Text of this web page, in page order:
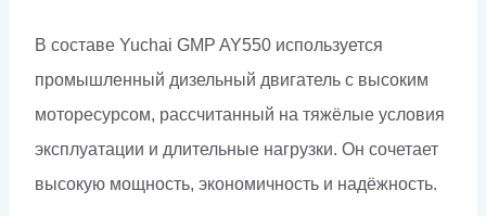
В составе Yuchai GMP AY550 используется
промышленный дизельный двигатель с высоким
моторесурсом, рассчитанный на тяжёлые условия
эксплуатации и длительные нагрузки. Он сочетает
высокую мощность, экономичность и надёжность.